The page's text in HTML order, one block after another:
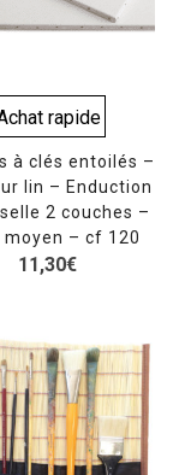
rapide
à clés entoilés –
lin – Enduction
2 couches –
moyen – cf 120
11,30€